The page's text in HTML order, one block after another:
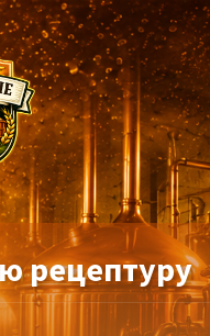
рецептуру